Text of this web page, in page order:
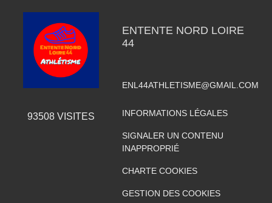
93508VISITES
ENTENTE NORD LOIRE
44
ENL44ATHLETISME@GMAIL.COM
INFORMATIONS LÉGALES
SIGNALER UN CONTENU
INAPPROPRIÉ
CHARTE COOKIES
GESTION DES COOKIES